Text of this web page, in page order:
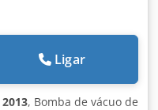
Ligar
2013, Bomba de vácuo de